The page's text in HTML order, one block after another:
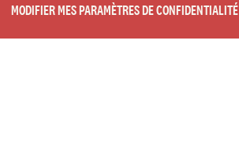
MODIFIER MES PARAMÈTRES DE CONFIDENTIALITÉ